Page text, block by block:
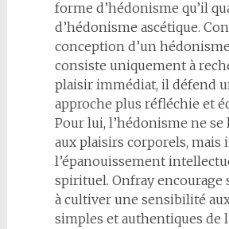
forme d’hédonisme qu’il
d’hédonisme ascétique.
conception d’un
consiste uniquement à
plaisir immédiat, il défend
approche plus réfléchie et
Pour lui, l’hédonisme ne se
aux plaisirs corporels, mais
l’épanouissement
spirituel. Onfray encourage
à cultiver une sensibilité
simples et authentiques de